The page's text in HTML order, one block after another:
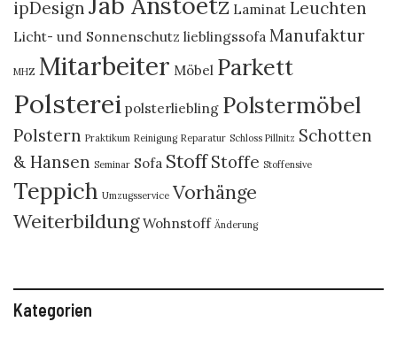
ipDesign Laminat Leuchten
Licht- und Sonnenschutz lieblingssofa Manufaktur
MHZ Mitarbeiter Möbel Parkett
Polsterei polsterliebling Polstermöbel
Polstern Praktikum Reinigung Reparatur Schloss Pillnitz Schotten
& Hansen Seminar Sofa Stoff Stoffe Stoffensive
Teppich Umzugsservice Vorhänge
Weiterbildung Wohnstoff Änderung
Kategorien